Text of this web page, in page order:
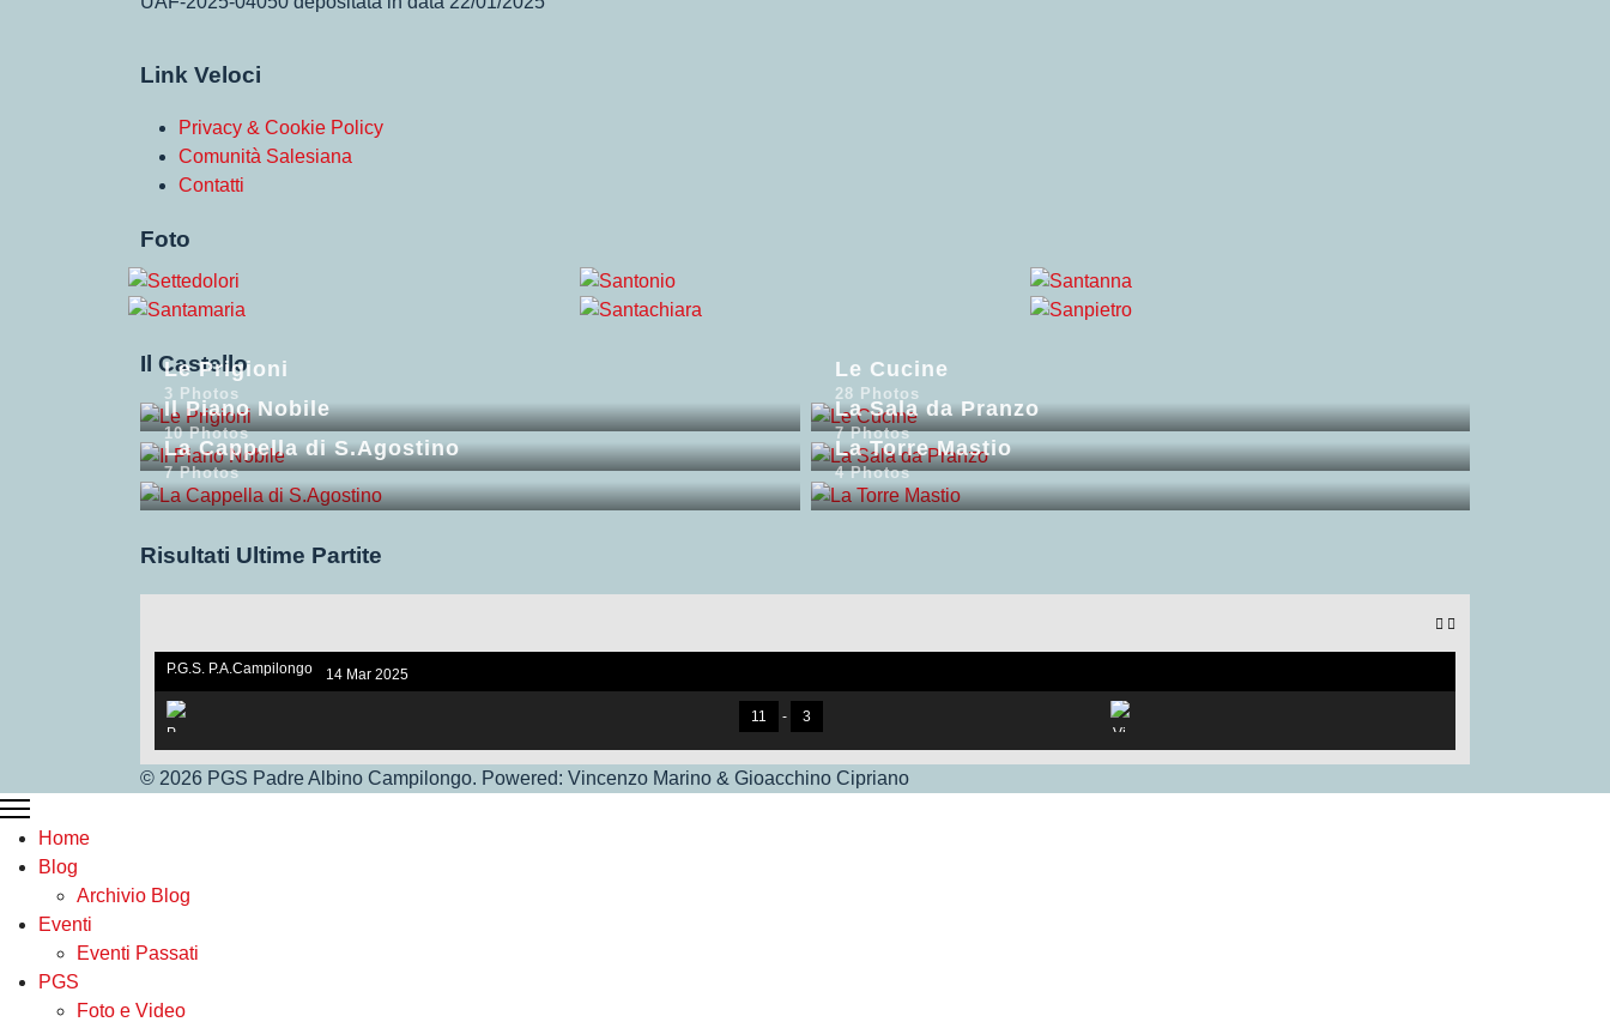
Link Veloci
Privacy & Cookie Policy
Comunità Salesiana
Contatti
Foto
Il Castello
Le Prigioni
3 Photos
Le Cucine
28 Photos
Il Piano Nobile
10 Photos
La Sala da Pranzo
7 Photos
La Cappella di S.Agostino
7 Photos
La Torre Mastio
4 Photos
Risultati Ultime Partite
P.G.S. P.A.Campilongo
under 17. V.S Vigor Ros
sano
14 Mar 2025
11 - 3
© 2026 PGS Padre Albino Campilongo. Powered: Vincenzo Marino & Gioacchino Cipriano
Home
Blog
Archivio Blog
Eventi
Eventi Passati
PGS
Foto e Video